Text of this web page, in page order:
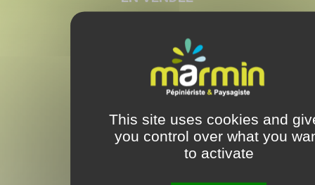
LES ESSARTS
28 rue Armand de Rougé
85140 – Essarts en Bocage
Tel. 02 51 62 81 16
This site uses cookies and
you control over what you
to activate